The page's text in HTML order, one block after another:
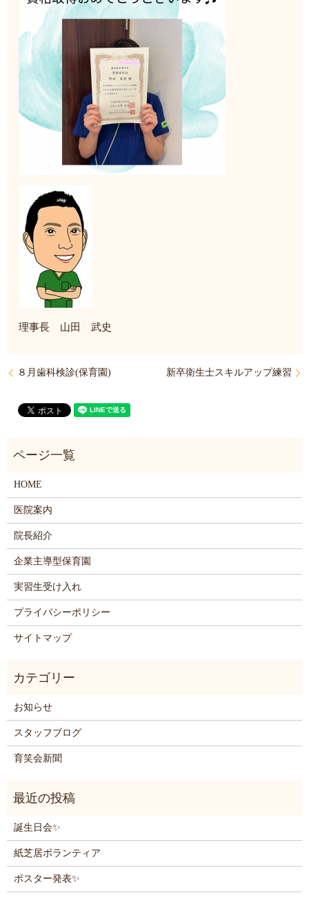
理事長 山田 武史
８月歯科検診(保育園) 新卒衛生士スキルアップ練習
HOME
医院案内
院長紹介
企業主導型保育園
実習生受け入れ
プライバシーポリシー
サイトマップ
お知らせ
スタッフブログ
育笑会新聞
誕生日会✨
紙芝居ボランティア
ポスター発表✨